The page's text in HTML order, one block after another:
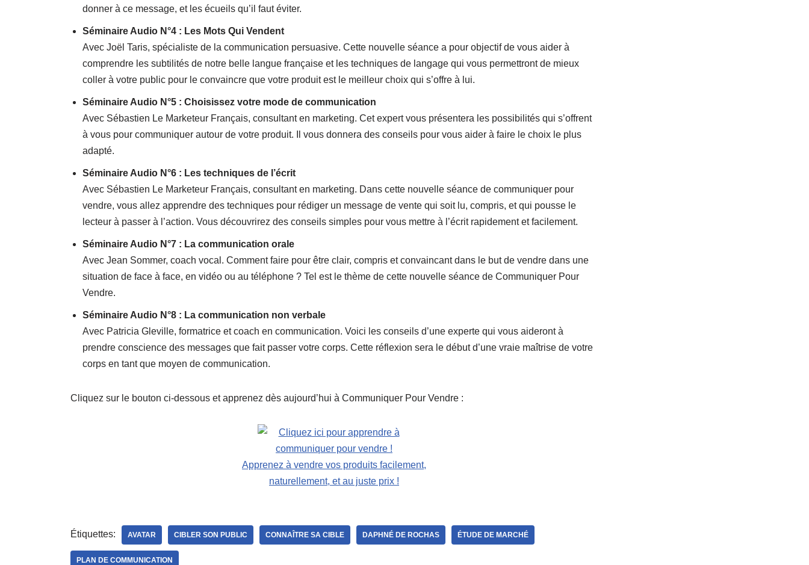
donner à ce message, et les écueils qu’il faut éviter.
Séminaire Audio N°4 : Les Mots Qui Vendent
Avec Joël Taris, spécialiste de la communication persuasive. Cette nouvelle séance a pour objectif de vous aider à
comprendre les subtilités de notre belle langue française et les techniques de langage qui vous permettront de mieux
coller à votre public pour le convaincre que votre produit est le meilleur choix qui s’offre à lui.
Séminaire Audio N°5 : Choisissez votre mode de communication
Avec Sébastien Le Marketeur Français, consultant en marketing. Cet expert vous présentera les possibilités qui s’offrent
à vous pour communiquer autour de votre produit. Il vous donnera des conseils pour vous aider à faire le choix le plus
adapté.
Séminaire Audio N°6 : Les techniques de l’écrit
Avec Sébastien Le Marketeur Français, consultant en marketing. Dans cette nouvelle séance de communiquer pour
vendre, vous allez apprendre des techniques pour rédiger un message de vente qui soit lu, compris, et qui pousse le
lecteur à passer à l’action. Vous découvrirez des conseils simples pour vous mettre à l’écrit rapidement et facilement.
Séminaire Audio N°7 : La communication orale
Avec Jean Sommer, coach vocal. Comment faire pour être clair, compris et convaincant dans le but de vendre dans une
situation de face à face, en vidéo ou au téléphone ? Tel est le thème de cette nouvelle séance de Communiquer Pour
Vendre.
Séminaire Audio N°8 : La communication non verbale
Avec Patricia Gleville, formatrice et coach en communication. Voici les conseils d’une experte qui vous aideront à
prendre conscience des messages que fait passer votre corps. Cette réflexion sera le début d’une vraie maîtrise de votre
corps en tant que moyen de communication.
Cliquez sur le bouton ci-dessous et apprenez dès aujourd’hui à Communiquer Pour Vendre :
Apprenez à vendre vos produits facilement,
naturellement, et au juste prix !
Étiquettes: AVATAR CIBLER SON PUBLIC CONNAÎTRE SA CIBLE DAPHNÉ DE ROCHAS ÉTUDE DE MARCHÉ
PLAN DE COMMUNICATION